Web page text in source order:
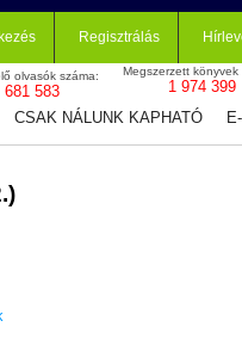
Regisztrálás
olvasók száma:
681 583
Megszerzett könyvek
1 974 399
CSAK NÁLUNK KAPHATÓ